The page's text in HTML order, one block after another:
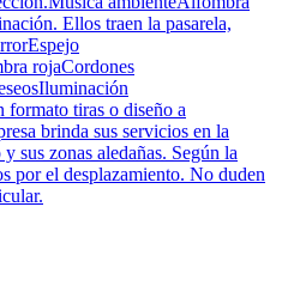
Ellos traen la pasarela,
rojaCordones
formato tiras o diseño a
brinda sus servicios en la
sus zonas aledañas. Según la
por el desplazamiento. No duden